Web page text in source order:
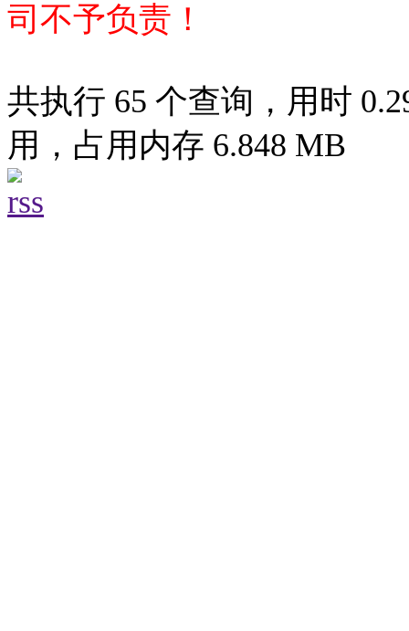
司不予负责！
共执行 65 个查询，用时
用，占用内存 6.848 MB